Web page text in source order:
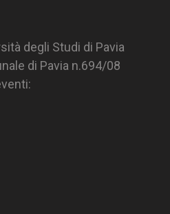
degli Studi di Pavia
di Pavia n.694/08